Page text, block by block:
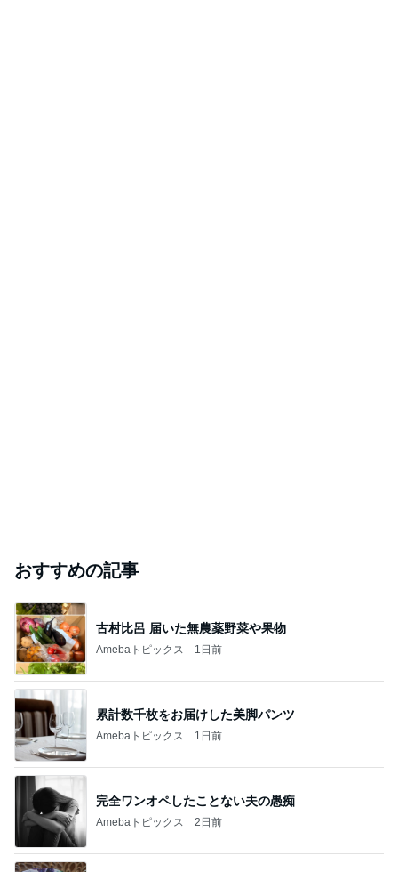
おすすめの記事
古村比呂 届いた無農薬野菜や果物
Amebaトピックス 1日前
累計数千枚をお届けした美脚パンツ
Amebaトピックス 1日前
完全ワンオペしたことない夫の愚痴
Amebaトピックス 2日前